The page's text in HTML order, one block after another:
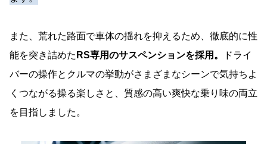
また、荒れた路面で車体の揺れを抑えるため、徹底的に性
能を突き詰めた RS専用のサスペンションを採用。
ドライ
バーの操作とクルマの挙動がさまざまなシーンで気持ちよ
くつながる操る楽しさと、質感の高い爽快な乗り味の両立
を目指しました。